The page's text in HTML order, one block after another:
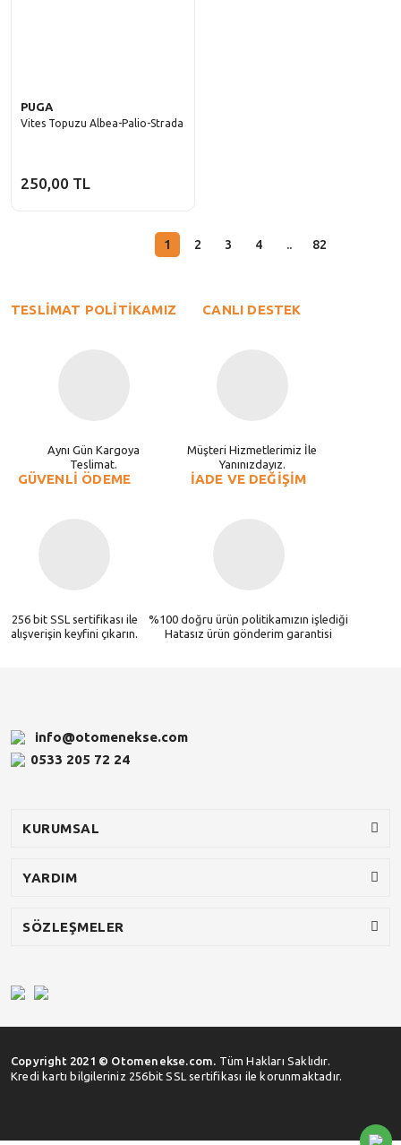
PUGA
Vites Topuzu Albea-Palio-Strada
250,00 TL
1 2 3 4 .. 82
TESLİMAT POLİTİKAMIZ
Aynı Gün Kargoya
Teslimat.
CANLI DESTEK
Müşteri Hizmetlerimiz İle
Yanınızdayız.
GÜVENLİ ÖDEME
256 bit SSL sertifikası ile
alışverişin keyfini çıkarın.
İADE VE DEĞİŞİM
%100 doğru ürün politikamızın işlediği
Hatasız ürün gönderim garantisi
info@otomenekse.com
0533 205 72 24
KURUMSAL
YARDIM
SÖZLEŞMELER
Copyright 2021 © Otomenekse.com. Tüm Hakları Saklıdır.
Kredi kartı bilgileriniz 256bit SSL sertifikası ile korunmaktadır.